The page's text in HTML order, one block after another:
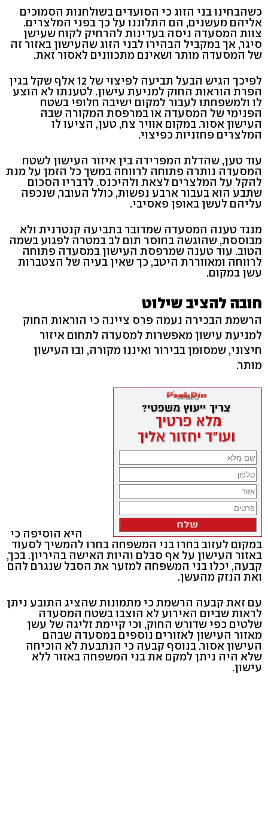
כשהבחינו בני הזוג כי הסועדים בשולחנות הסמוכים
אליהם מעשנים, הם התלוננו על כך בפני המלצרים.
צוות המסעדה ניסה בעדינות להרחיק לקוח שעישן
סיגר, אך במקביל הבהירו לבני הזוג שהעישון באזור זה
של המסעדה מותר ושאינם מתכוונים לאסור זאת.
לפיכך הגיש הבעל תביעה לפיצוי של 12 אלף שקל בגין
הפרת הוראות החוק למניעת עישון. לטענתו לא הוצע
לו ולמשפחתו לעבור למקום ישיבה חלופי בשטח
הפנימי של המסעדה או במרפסת המקורה שבה
העישון אסור. במקום אוויר צח, טען, הציעו לו
המלצרים פחזניות כפיצוי.
עוד טען, שהדלת המפרידה בין איזור העישון לשטח
המסעדה נותרה פתוחה לרווחה במשך כל הזמן על מנת
להקל על המלצרים לצאת ולהיכנס. לדבריו הסכום
שתבע הוא בעבור ארבע נפשות, כולל העובר, שנכפה
עליהם לעשן באופן פאסיבי.
מנגד טענה המסעדה שמדובר בתביעה קנטרנית ולא
מבוססת, שהוגשה בחוסר תום לב במטרה לפגוע בשמה
הטוב. עוד טענה שמרפסת העישון במסעדה פתוחה
לרווחה ומאווררת היטב, כך שאין בעיה של הצטברות
עשן במקום.
חובה להציב שילוט
הרשמת הבכירה נעמה פרס ציינה כי הוראות החוק
למניעת עישון מאפשרות למסעדה לתחום איזור
חיצוני, שמסומן בבירור ואיננו מקורה, ובו העישון
מותר.
היא הוסיפה כי
במקום לעזוב בחרו בני המשפחה בחרו להמשיך לסעוד
באזור העישון על אף סבלם והיות האישה בהיריון. בכך,
קבעה, יכלו בני המשפחה למזער את הסבל שנגרם להם
ואת הנזק מהעשן.
עם זאת קבעה הרשמת כי מתמונות שהציג התובע ניתן
לראות שביום האירוע לא הוצבו בשטח המסעדה
שלטים כפי שדורש החוק, וכי קיימת זליגה של עשן
מאזור העישון לאזורים נוספים במסעדה שבהם
העישון אסור. בנוסף קבעה כי הנתבעת לא הוכיחה
שלא היה ניתן למקם את בני המשפחה באזור ללא
עישון.